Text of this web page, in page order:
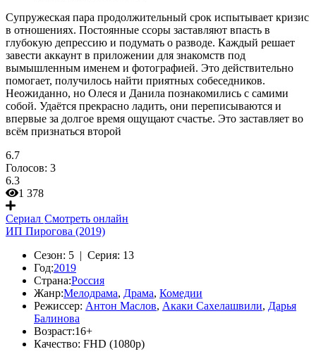
Супружеская пара продолжительный срок испытывает кризис
в отношениях. Постоянные ссоры заставляют впасть в
глубокую депрессию и подумать о разводе. Каждый решает
завести аккаунт в приложении для знакомств под
вымышленным именем и фотографией. Это действительно
помогает, получилось найти приятных собеседников.
Неожиданно, но Олеся и Данила познакомились с самими
собой. Удаётся прекрасно ладить, они переписываются и
впервые за долгое время ощущают счастье. Это заставляет во
всём признаться второй
6.7
Голосов: 3
6.3
1 378
Сериал Смотреть онлайн
ИП Пирогова (2019)
Сезон: 5 | Серия: 13
Год:2019
Страна:Россия
Жанр:Мелодрама, Драма, Комедии
Режиссер: Антон Маслов, Акаки Сахелашвили, Дарья
Балинова
Возраст:16+
Качество: FHD (1080p)